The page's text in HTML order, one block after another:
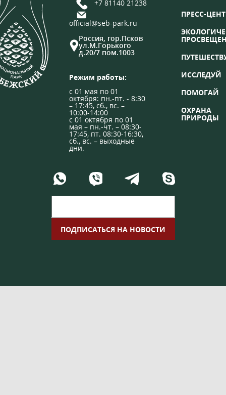
+7 81140 21238
official@seb-park.ru
Россия, гор.Псков
ул.М.Горького
д.20/7 пом.1003
Режим работы:
с 01 мая по 01
октября: пн.-пт. - 8:30
– 17:45, сб., вс. –
10:00-14:00
с 01 октября по 01
мая – пн.-чт. – 08:30-
17:45, пт. 08:30-16:30,
сб., вс. – выходные
дни.
ПРЕСС-
ИССЛЕДУЙ
ПОМОГАЙ
ОХРАНА
ПРИРОДЫ